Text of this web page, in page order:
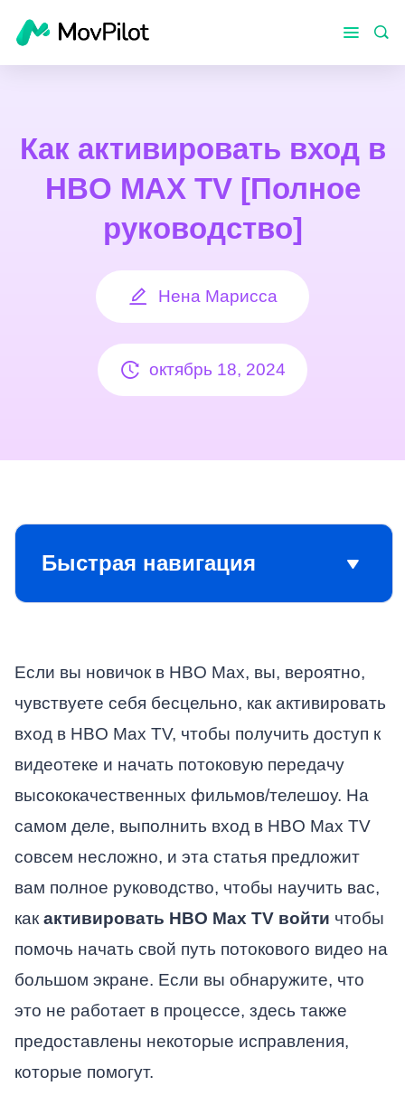
Как активировать вход в
HBO MAX TV [Полное
руководство]
Нена Марисса
октябрь 18, 2024
Быстрая навигация
Если вы новичок в HBO Max, вы, вероятно,
чувствуете себя бесцельно, как активировать
вход в HBO Max TV, чтобы получить доступ к
видеотеке и начать потоковую передачу
высококачественных фильмов/телешоу. На
самом деле, выполнить вход в HBO Max TV
совсем несложно, и эта статья предложит
вам полное руководство, чтобы научить вас,
какактивировать HBO Max TV войти чтобы
помочь начать свой путь потокового видео на
большом экране. Если вы обнаружите, что
это не работает в процессе, здесь также
предоставлены некоторые исправления,
которые помогут.